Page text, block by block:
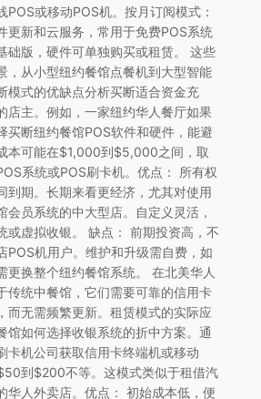
POS或移动POS机。按月订阅模式：
更新和云服务，常用于免费POS系统
础版，硬件可单独购买或租赁。 这些
，从小型纽约餐馆点餐机到大型智能
模式的优缺点分析买断适合资金充
店主。例如，一家纽约华人餐厅如果
买断纽约餐馆POS软件和硬件，能避
本可能在$1,000到$5,000之间，取
系统或POS刷卡机。优点： 所有权
到期。长期来看更经济，尤其对使用
会员系统的中大型店。自定义灵活，
或虚拟收银。 缺点： 前期投资高，不
POS机用户。维护和升级需自费，如
更换整个纽约餐馆系统。 在北美华人
传统中餐馆，它们需要可靠的信用卡
而无需频繁更新。租赁模式的实际应
馆如何选择收银系统的折中方案。通
卡机公司获取信用卡终端机或移动
到$200不等。这模式类似于租借汽
华人外卖店。优点： 初始成本低，便